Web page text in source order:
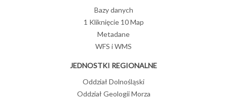
Bazy danych
1 Kliknięcie 10 Map
Metadane
WFS i WMS
JEDNOSTKI REGIONALNE
Oddział Dolnośląski
Oddział Geologii Morza